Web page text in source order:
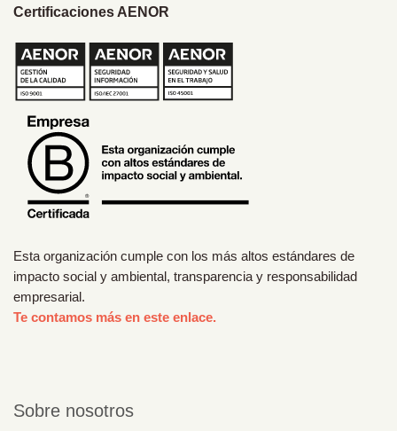
Certificaciones AENOR
Esta organización cumple con los más altos estándares de
impacto social y ambiental, transparencia y responsabilidad
empresarial.
Te contamos más en este enlace.
Sobre nosotros